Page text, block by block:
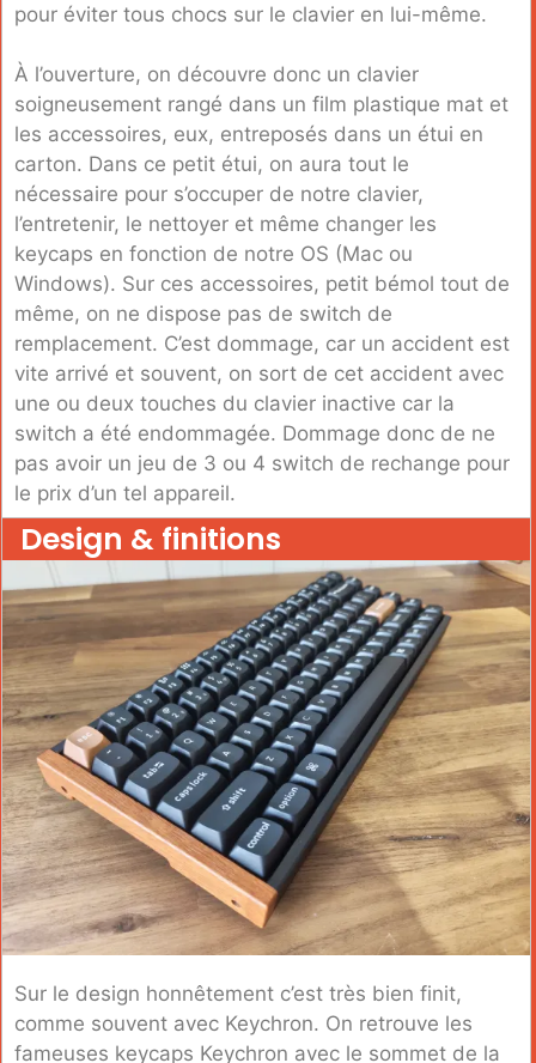
pour éviter tous chocs sur le clavier en lui-même.
À l’ouverture, on découvre donc un clavier
soigneusement rangé dans un film plastique mat et
les accessoires, eux, entreposés dans un étui en
carton. Dans ce petit étui, on aura tout le
nécessaire pour s’occuper de notre clavier,
l’entretenir, le nettoyer et même changer les
keycaps en fonction de notre OS (Mac ou
Windows). Sur ces accessoires, petit bémol tout de
même, on ne dispose pas de switch de
remplacement. C’est dommage, car un accident est
vite arrivé et souvent, on sort de cet accident avec
une ou deux touches du clavier inactive car la
switch a été endommagée. Dommage donc de ne
pas avoir un jeu de 3 ou 4 switch de rechange pour
le prix d’un tel appareil.
Design & finitions
Sur le design honnêtement c’est très bien finit,
comme souvent avec Keychron. On retrouve les
fameuses keycaps Keychron avec le sommet de la